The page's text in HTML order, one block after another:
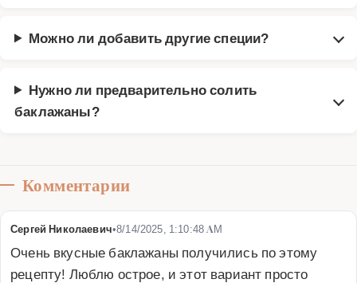
Можно ли добавить другие специи?
Нужно ли предварительно солить
баклажаны?
Комментарии
Сергей Николаевич•8/14/2025, 1:10:48 AM
Очень вкусные баклажаны получились по этому
рецепту! Люблю острое, и этот вариант просто